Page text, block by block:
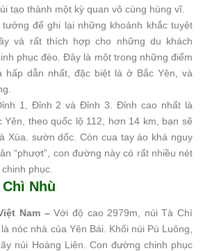
tạo thành một kỳ quan vô cùng hùng vĩ.
để ghi lại những khoảnh khắc tuyệt
và rất thích hợp cho những du khách
phục đèo. Đây là một trong những điểm
hấp dẫn nhất, đặc biệt là ở Bắc Yên, và
1, Đỉnh 2 và Đỉnh 3. Đỉnh cao nhất là
theo quốc lộ 112, hơn 14 km, bạn sẽ
Xùa. sườn dốc. Còn cua tay áo khá nguy
“phượt”, con đường này có rất nhiều nét
phục.
Nhù
Nam –Với độ cao 2979m, núi Tà Chì
nóc nhà của Yên Bái. Khối núi Pù Luông,
núi Hoàng Liên. Con đường chinh phục